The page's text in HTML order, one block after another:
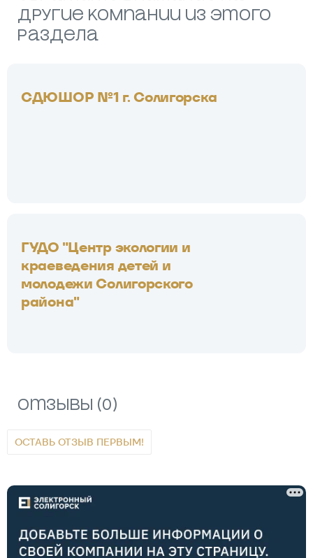
другие компании из этого
раздела
СДЮШОР №1 г. Солигорска
ГУДО "Центр экологии и
краеведения детей и
молодежи Солигорского
района"
Отзывы (0)
ОСТАВЬ ОТЗЫВ ПЕРВЫМ!